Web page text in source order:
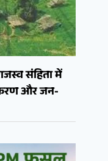
संहिता में
और जन-